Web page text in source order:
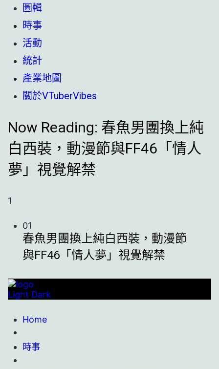
圖輯
時事
活動
統計
產業地圖
關於VTuberVibes
Now Reading: 春魚男團換上純
白西裝，動漫節與FF46「情人
夢」視覺解禁
1
01
春魚男團換上純白西裝，動漫節
與FF46「情人夢」視覺解禁
Light Dark
Home
時事